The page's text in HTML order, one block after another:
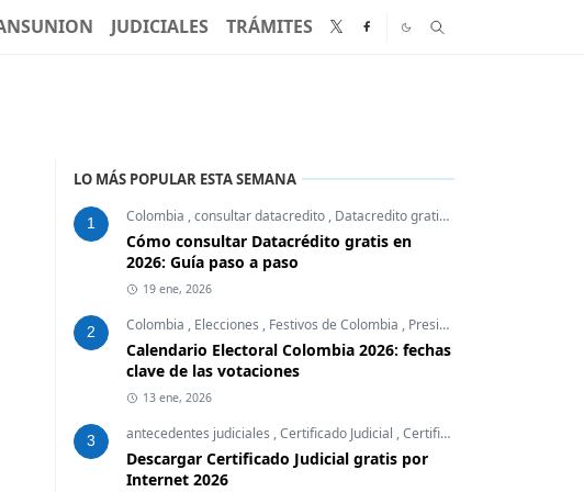
JUDICIALES TRÁMITES
LO MÁS POPULAR ESTA SEMANA
1 Colombia ,consultar datacredito , Datacredito gratis
Cómo consultar Datacrédito gratis en
2026: Guía paso a paso
19 ene, 2026
2 Colombia , Elecciones , Festivos de Colombia , Presidente
Calendario Electoral Colombia 2026: fechas
clave de las votaciones
13 ene, 2026
3 antecedentes judiciales ,Certificado Judicial ,Certificados Colombia
Descargar Certificado Judicial gratis por
Internet 2026